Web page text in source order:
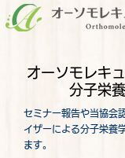
オーソモレキ
分子栄
セミナー報告や当協会
イザーによる分子栄養
ます。